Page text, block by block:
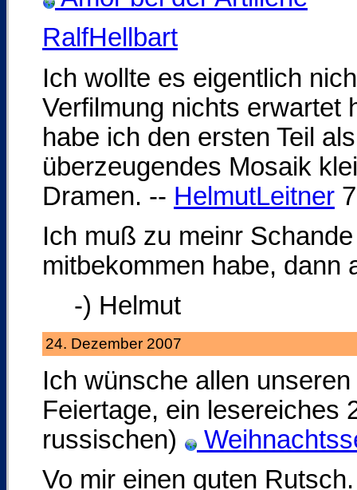
RalfHellbart
Ich wollte es eigentlich
Verfilmung nichts erwartet
habe ich den ersten Teil
überzeugendes Mosaik
Dramen. -- HelmutLeitner
Ich muß zu meinr
mitbekommen habe,
-) Helmut
24. Dezember 2007
Ich wünsche allen
Feiertage, ein lesereiches
russischen)
Vo mir einen guten